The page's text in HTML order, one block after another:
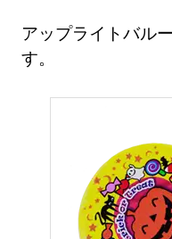
アップライトバル
す。